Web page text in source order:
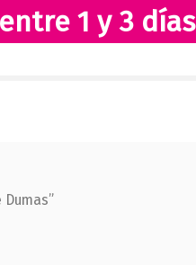
1 y 3 días
Club Lectores Tienda